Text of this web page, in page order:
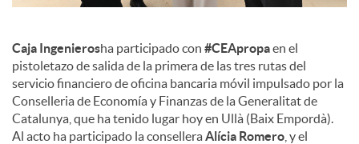
n
i
d
Caja Ingenierosha participado con #CEApropaen el
pistoletazo de salida de la primera de las tres rutas del
servicio financiero de oficina bancaria móvil impulsado por la
Conselleria de Economía y Finanzas de la Generalitat de
Catalunya, que ha tenido lugar hoy en Ullà (Baix Empordà).
Al acto ha participado la conselleraAlícia Romero , y el